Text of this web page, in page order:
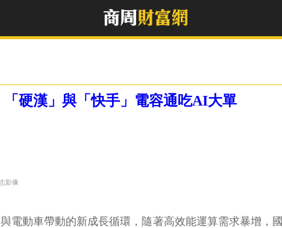
硬漢」與「快手」電容通吃AI大單
影像
電動車帶動的新成長循環，隨著高效能運算需求暴增，